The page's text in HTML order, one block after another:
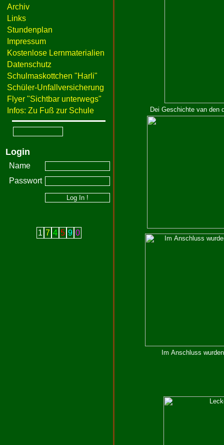
Archiv
Links
Stundenplan
Impressum
Kostenlose Lernmaterialien
Datenschutz
Schulmaskottchen "Harli"
Schüler-Unfallversicherung
Flyer "Sichtbar unterwegs"
Infos: Zu Fuß zur Schule
Login
Name
Passwort
1 7 4 5 9 0
Dei Geschichte van den
Im Anschluss